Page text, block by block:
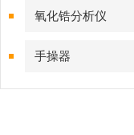
氧化锆分析仪
手操器